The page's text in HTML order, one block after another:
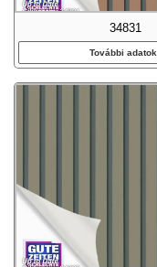
34831
További adatok